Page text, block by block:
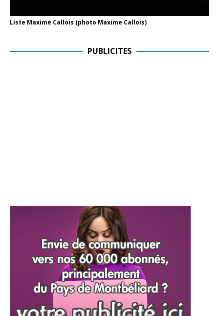
Liste Maxime Callois (photo Maxime Callois)
PUBLICITES